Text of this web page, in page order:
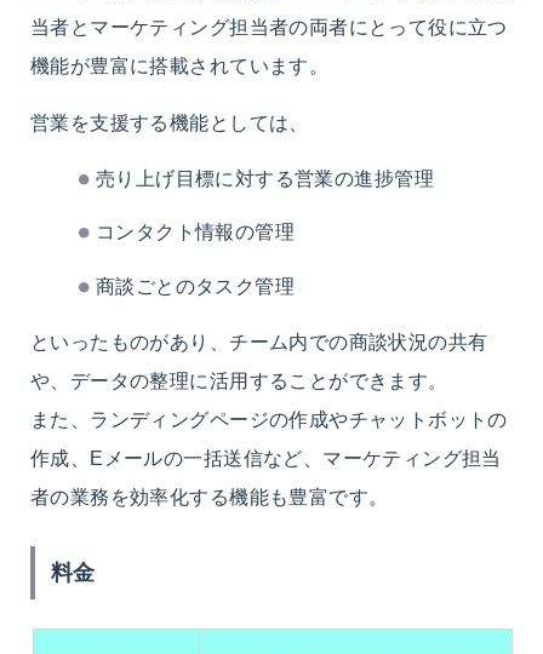
当者とマーケティング担当者の両者にとって役に立つ
機能が豊富に搭載されています。
営業を支援する機能としては、
売り上げ目標に対する営業の進捗管理
コンタクト情報の管理
商談ごとのタスク管理
といったものがあり、チーム内での商談状況の共有
や、データの整理に活用することができます。
また、ランディングページの作成やチャットボットの
作成、Eメールの一括送信など、マーケティング担当
者の業務を効率化する機能も豊富です。
料金